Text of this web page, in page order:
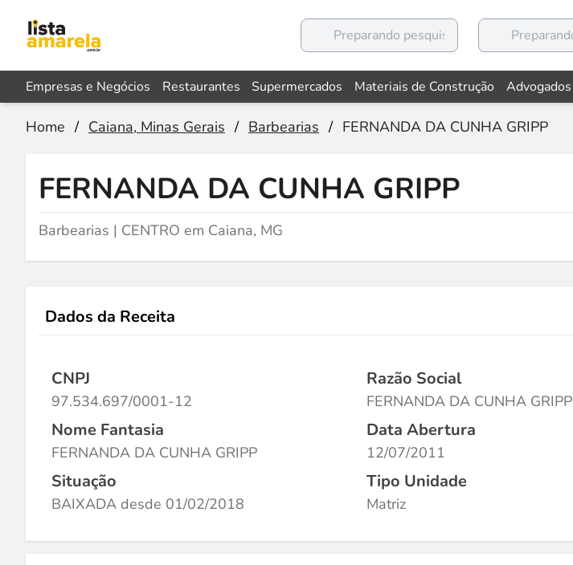
Empresas e Negócios Restaurantes Supermercados Materiais de Construção Advogados
Home / Caiana, Minas Gerais / Barbearias / FERNANDA DA CUNHA GRIPP
FERNANDA DA CUNHA GRIPP
Barbearias | CENTRO em Caiana, MG
Dados da Receita
CNPJ
97.534.697/0001-12
Razão Social
FERNANDA DA CUNHA GRIPP
Nome Fantasia
FERNANDA DA CUNHA GRIPP
Data Abertura
12/07/2011
Situação
BAIXADA desde 01/02/2018
Tipo Unidade
Matriz